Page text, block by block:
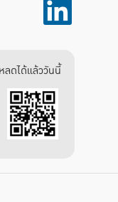
ลดได้แล้ววันนี้